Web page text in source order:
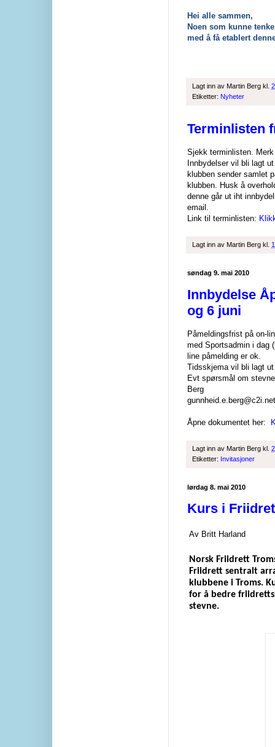
Hei alle sammen,
Noen som kunne
med å få etablert
Lagt inn av Martin Berg kl.
Etiketter: Nyheter
Terminlisten
Sjekk terminlisten.
Innbydelser vil bli lagt
klubben sender samlet
klubben. Husk å
denne går ut iht
email.
Link til terminlisten:
Lagt inn av Martin Berg kl.
søndag 9. mai 2010
Innbydelse
og 6 juni
Påmeldingsfrist på on-
med Sportsadmin i dag
line påmelding er ok.
Tidsskjema vil bli lagt
Evt spørsmål om
Berg
Åpne dokumentet her:
Lagt inn av Martin Berg kl.
Etiketter: Invitasjoner
lørdag 8. mai 2010
Kurs i
Av Britt Harland
Norsk Friidrett
Friidrett sentralt
klubbene i Troms.
for å bedre
stevne.